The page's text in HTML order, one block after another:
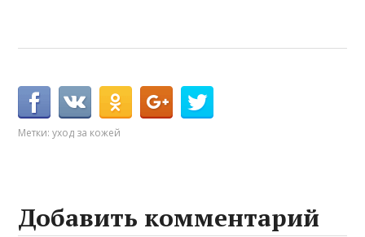
Метки:уход за кожей
Добавить комментарий